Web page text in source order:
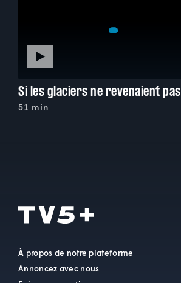
Si les glaciers ne revenaient pas
51 min
À propos de notre plateforme
Annoncez avec nous